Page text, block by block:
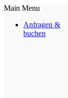
Main Menu
Anfragen &
buchen